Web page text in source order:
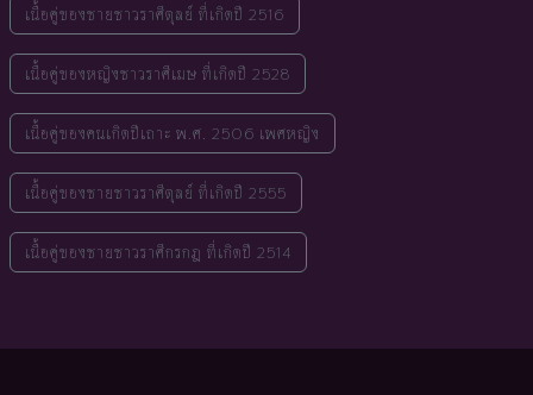
เนื้อคู่ของชายชาวราศีตุลย์ ที่เกิดปี 2516
เนื้อคู่ของหญิงชาวราศีเมษ ที่เกิดปี 2528
เนื้อคู่ของคนเกิดปีเถาะ พ.ศ. 2506 เพศหญิง
เนื้อคู่ของชายชาวราศีตุลย์ ที่เกิดปี 2555
เนื้อคู่ของชายชาวราศีกรกฎ ที่เกิดปี 2514